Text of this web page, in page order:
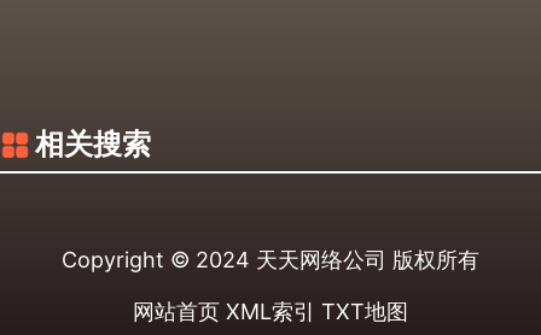
相关搜索
Copyright © 2024 天天网络公司 版权所有
网站首页 XML索引 TXT地图